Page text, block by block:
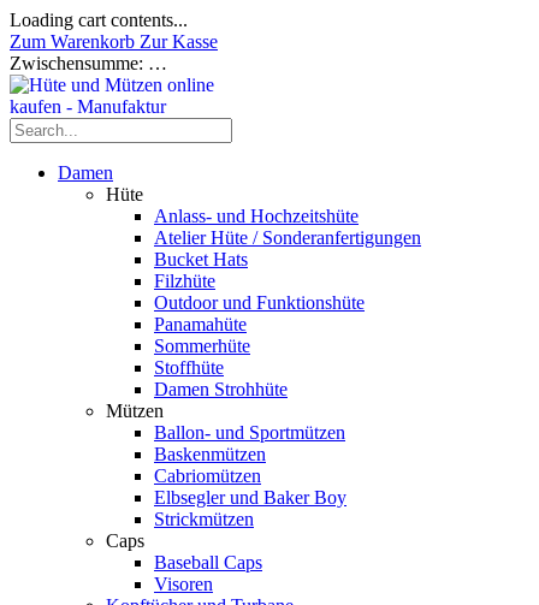
Loading cart contents...
Zum Warenkorb Zur Kasse
Zwischensumme: …
Damen
Hüte
Anlass- und Hochzeitshüte
Atelier Hüte / Sonderanfertigungen
Bucket Hats
Filzhüte
Outdoor und Funktionshüte
Panamahüte
Sommerhüte
Stoffhüte
Damen Strohhüte
Mützen
Ballon- und Sportmützen
Baskenmützen
Cabriomützen
Elbsegler und Baker Boy
Strickmützen
Caps
Baseball Caps
Visoren